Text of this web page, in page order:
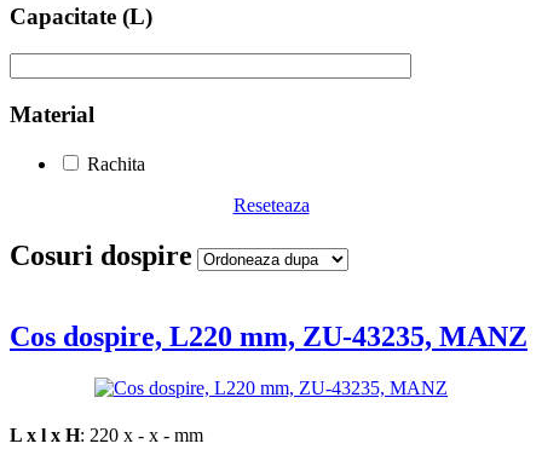
Capacitate (L)
Material
Rachita
Reseteaza
Cosuri dospire
Cos dospire, L220 mm, ZU-43235, MANZ
L x l x H: 220 x - x - mm